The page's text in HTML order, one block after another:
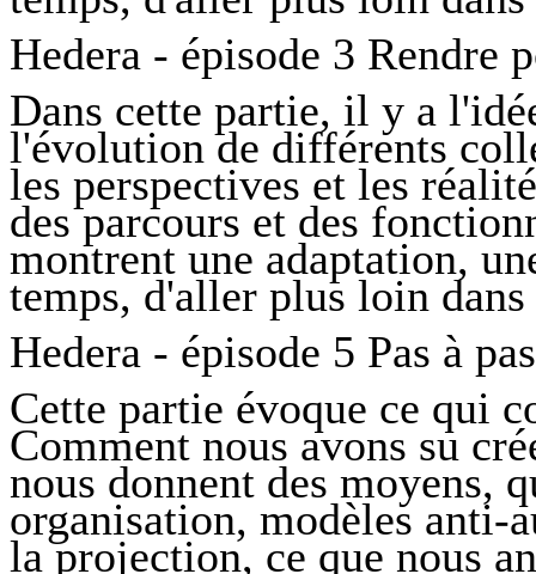
Hedera - épisode 3 Rendre
Dans cette partie, il y a
l'évolution de différents
les perspectives et les
des parcours et des
montrent une adaptation,
temps, d'aller plus loin
Hedera - épisode 5 Pas à
Cette partie évoque ce qui
Comment nous avons su
nous donnent des moyens,
organisation, modèles
la projection, ce que nous